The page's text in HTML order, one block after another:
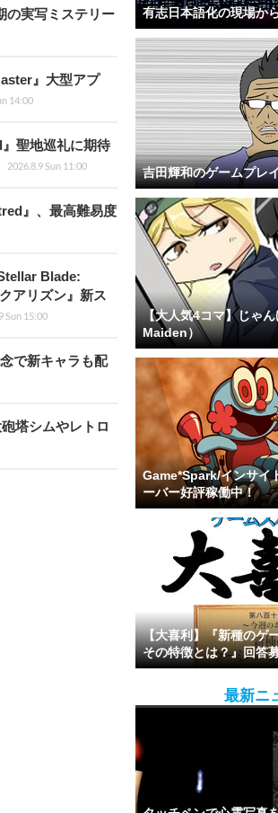
の実写ミステリー
』大型アプ
14:00
聖地巡礼に期待
2026.8.9 Sun 11:00
』、最高難易度
Blade:
アリズン』新ス
Sun 15:00
で新キャラも配
塔シムやレトロ
有志日本語化の現場か
吉田輝和のゲームプレ
【大人気4コマ】じゃ
Maiden）
Game*Spark/インサイ
ーバー好評稼働中！
【大喜利】『新種のゲ
その特徴とは？』回答
最新ニ